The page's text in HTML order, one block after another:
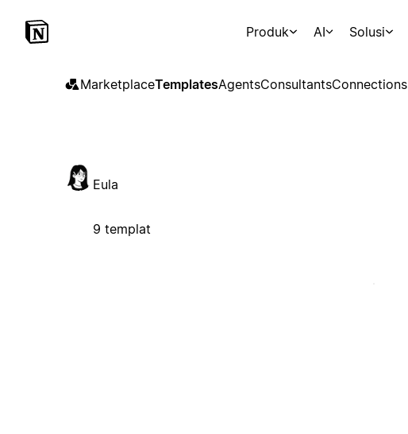
Produk AI Solusi
MarketplaceTemplatesAgentsConsultantsConnections
Eula
9 templat